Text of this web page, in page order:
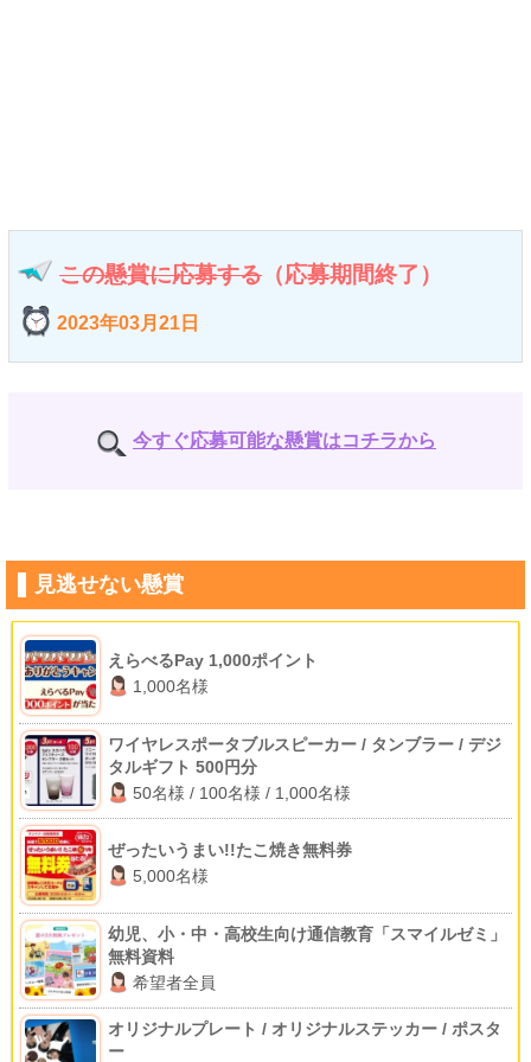
この懸賞に応募する （応募期間終了）
2023年03月21日
今すぐ応募可能な懸賞はコチラから
見逃せない懸賞
えらべるPay 1,000ポイント
1,000名様
ワイヤレスポータブルスピーカー / タンブラー / デジ
タルギフト 500円分
50名様 / 100名様 / 1,000名様
ぜったいうまい!!たこ焼き無料券
5,000名様
幼児、小・中・高校生向け通信教育「スマイルゼミ」
無料資料
希望者全員
オリジナルプレート / オリジナルステッカー / ポスタ
ー